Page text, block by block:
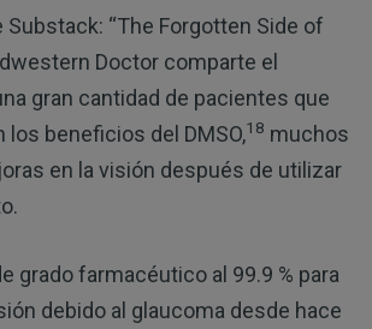
Substack: “The Forgotten Side of
Doctor comparte el
gran cantidad de pacientes que
los beneficios del DMSO,18 muchos
en la visión después de utilizar
grado farmacéutico al 99.9 % para
debido al glaucoma desde hace